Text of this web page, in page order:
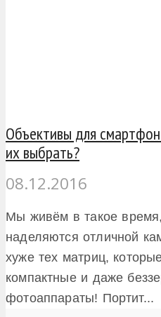
Объективы для
их выбрать?
08.12.2016
Мы живём в такое
наделяются отличной
хуже тех матриц,
компактные и даже
фотоаппараты! Портит...